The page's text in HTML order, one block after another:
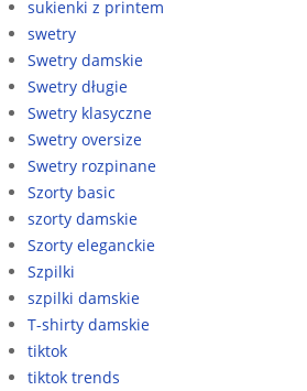
sukienki z printem
swetry
Swetry damskie
Swetry długie
Swetry klasyczne
Swetry oversize
Swetry rozpinane
Szorty basic
szorty damskie
Szorty eleganckie
Szpilki
szpilki damskie
T-shirty damskie
tiktok
tiktok trends